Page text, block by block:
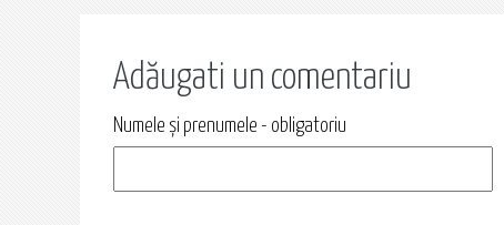
Adăugati un comentariu
Numele și prenumele - obligatoriu